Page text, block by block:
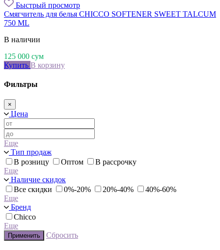
Быстрый просмотр
Смягчитель для белья CHICCO SOFTENER SWEET TALCUM
750 ML
В наличии
125 000 сум
Купить В корзину
Фильтры
×
Цена
Еще
Тип продаж
В розницу
Оптом
В рассрочку
Еще
Наличие скидок
Все скидки
0%-20% 20%-40%
40%-60%
Еще
Бренд
Chicco
Еще
Применить Сбросить